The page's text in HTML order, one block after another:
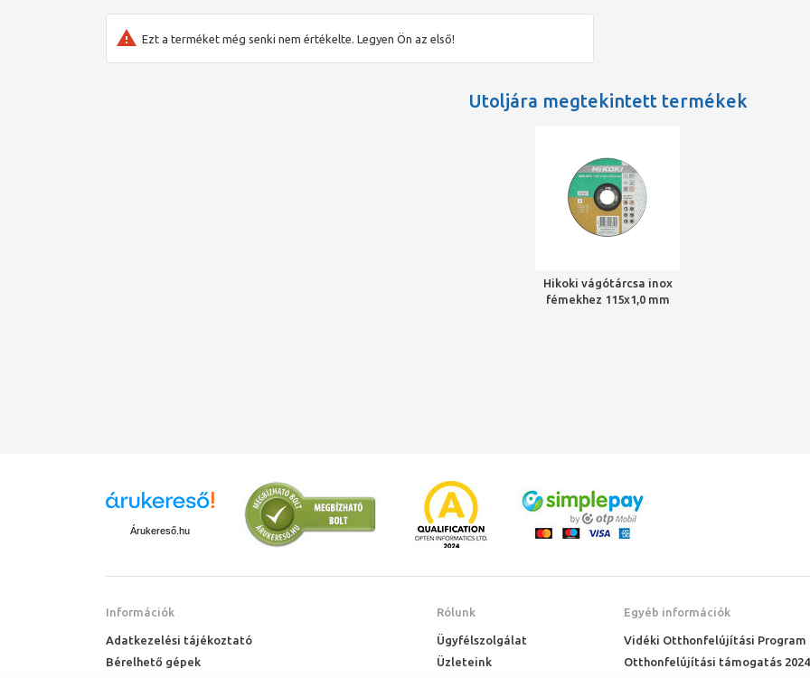
Ezt a terméket még senki nem értékelte. Legyen Ön az első!
Utoljára megtekintett termékek
Hikoki vágótárcsa inox
fémekhez 115x1,0 mm
Árukereső.hu
Információk
Adatkezelési tájékoztató
Bérelhető gépek
Rólunk
Ügyfélszolgálat
Üzleteink
Egyéb információk
Vidéki Otthonfelújítási Program
Otthonfelújítási támogatás 2024